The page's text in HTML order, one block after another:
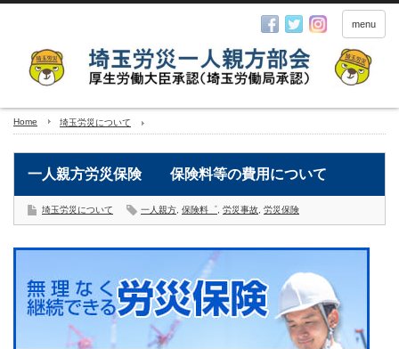
menu
Home 埼玉労災について
一人親方労災保険 保険料等の費用について
埼玉労災について 一人親方 保険料゜ 労災事故 労災保険